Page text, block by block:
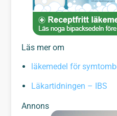
Läs mer om
läkemedel för
Läkartidningen – IBS
Annons